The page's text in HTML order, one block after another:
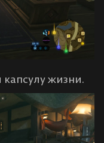
жизни.